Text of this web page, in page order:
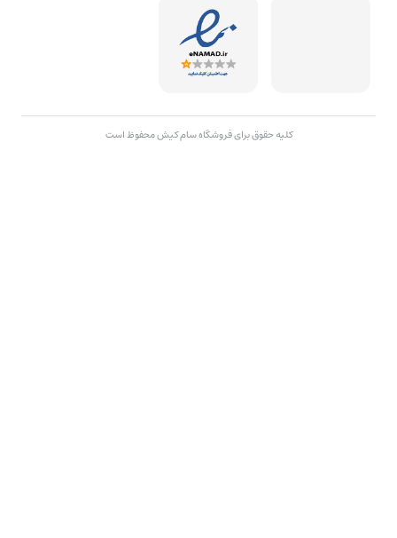
کلیه حقوق برای فروشگاه سام کیش محفوظ است